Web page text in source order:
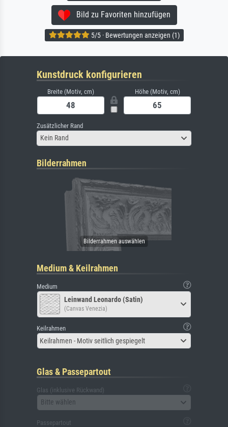
Bild zu Favoriten hinzufügen
5/5 · Bewertungen anzeigen (1)
Kunstdruck konfigurieren
Breite (Motiv, cm) Höhe (Motiv, cm)
Zusätzlicher Rand
Kein Rand
Bilderrahmen
Medium & Keilrahmen
Medium
Leinwand Leonardo (Satin)
(Canvas Venezia)
Keilrahmen
Keilrahmen - Motiv seitlich gespiegelt
Glas & Passepartout
Glas (inklusive Rückwand)
Bitte wählen
Passepartout